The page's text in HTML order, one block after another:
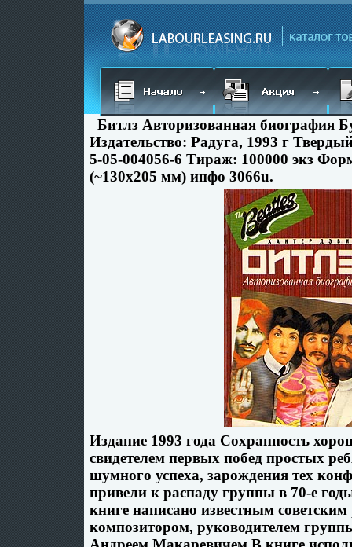
Битлз Авторизованная биография
Издательство: Радуга, 1993 г
5-05-004056-6 Тираж: 100000 экз
(~130х205 мм) инфо 3066u.
Издание 1993 года Сохранность
свидетелем первых побед простых
шумного успеха, зарождения тех
привели к распаду группы в 70-е
книге написано известным
композитором, руководителем